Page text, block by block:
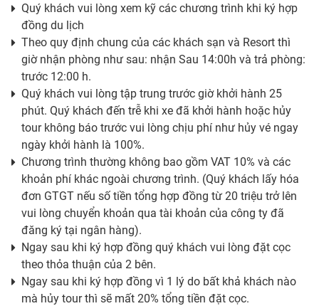
Quý khách vui lòng xem kỹ các chương trình khi ký hợp
đồng du lịch
Theo quy định chung của các khách sạn và Resort thì
giờ nhận phòng như sau: nhận Sau 14:00h và trả phòng:
trước 12:00 h.
Quý khách vui lòng tập trung trước giờ khởi hành 25
phút. Quý khách đến trễ khi xe đã khởi hành hoặc hủy
tour không báo trước vui lòng chịu phí như hủy vé ngay
ngày khởi hành là 100%.
Chương trình thường không bao gồm VAT 10% và các
khoản phí khác ngoài chương trình. (Quý khách lấy hóa
đơn GTGT nếu số tiền tổng hợp đồng từ 20 triệu trở lên
vui lòng chuyển khoản qua tài khoản của công ty đã
đăng ký tại ngân hàng).
Ngay sau khi ký hợp đồng quý khách vui lòng đặt cọc
theo thỏa thuận của 2 bên.
Ngay sau khi ký hợp đồng vì 1 lý do bất khả khách nào
mà hủy tour thì sẽ mất 20% tổng tiền đặt cọc.